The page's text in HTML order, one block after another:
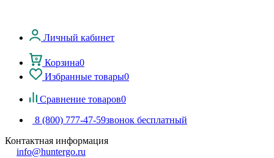
Личный кабинет
Корзина0
Избранные товары0
Сравнение товаров0
8 (800) 777-47-59звонок бесплатный
Контактная информация
info@huntergo.ru